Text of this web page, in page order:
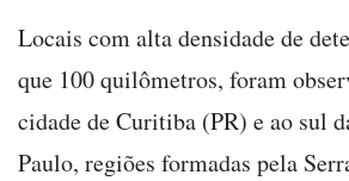
Locais com alta densidade de
que 100 quilômetros, foram
cidade de Curitiba (PR) e ao sul
Paulo, regiões formadas pela